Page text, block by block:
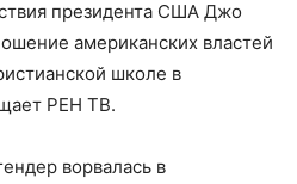
президента США Джо
американских властей
школе в
РЕН ТВ.
ворвалась в